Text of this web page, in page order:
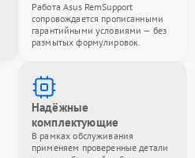
Работа Asus RemSupport
сопровождается прописанными
гарантийными условиями — без
размытых формулировок.
Надёжные
комплектующие
В рамках обслуживания
применяем проверенные детали